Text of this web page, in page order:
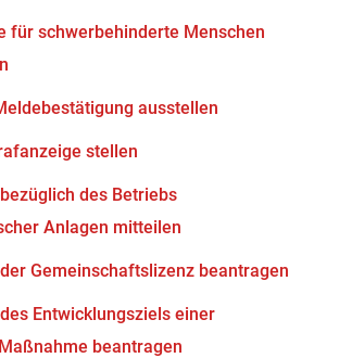
für schwerbehinderte Menschen
ausstellen
stellen
des Betriebs
Anlagen mitteilen
Gemeinschaftslizenz beantragen
Entwicklungsziels einer
beantragen